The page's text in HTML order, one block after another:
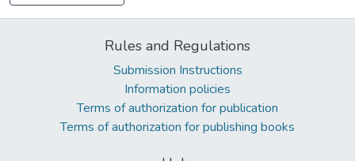
Rules and Regulations
Submission Instructions
Information policies
Terms of authorization for publication
Terms of authorization for publishing books